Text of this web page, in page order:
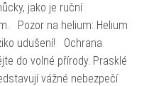
jako je ruční
Pozor na helium: Helium
udušení! Ochrana
do volné přírody. Prasklé
vážné nebezpečí